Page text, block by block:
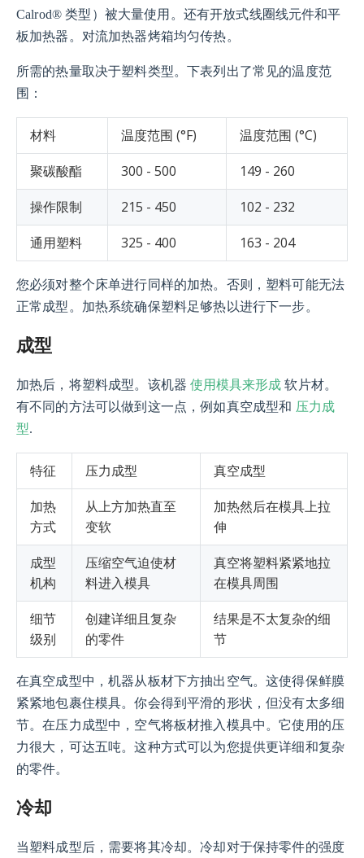
Calrod® 类型）被大量使用。还有开放式线圈线元件和平
板加热器。对流加热器烤箱均匀传热。
所需的热量取决于塑料类型。下表列出了常见的温度范
围：
材料 温度范围 (°F)
温度范围 (°C)
聚碳酸酯
300 - 500
149 - 260
操作限制
215 - 450
102 - 232
通用塑料
325 - 400 163 - 204
您必须对整个床单进行同样的加热。否则，塑料可能无法
正常成型。加热系统确保塑料足够热以进行下一步。
成型
加热后，将塑料成型。该机器使用模具来形成 软片材。
有不同的方法可以做到这一点，例如真空成型和 压力成
型.
特征 压力成型
真空成型
加热
方式
从上方加热直至
变软
加热然后在模具上拉
伸
成型
机构
压缩空气迫使材
料进入模具
真空将塑料紧紧地拉
在模具周围
细节
级别
创建详细且复杂
的零件
结果是不太复杂的细
节
在真空成型中，机器从板材下方抽出空气。这使得保鲜膜
紧紧地包裹住模具。你会得到平滑的形状，但没有太多细
节。在压力成型中，空气将板材推入模具中。它使用的压
力很大，可达五吨。这种方式可以为您提供更详细和复杂
的零件。
冷却
当塑料成型后，需要将其冷却。冷却对于保持零件的强度